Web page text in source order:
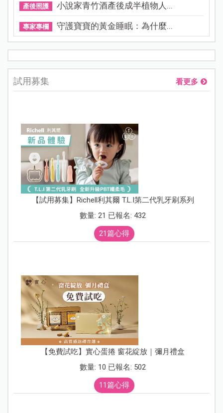
產後照護 小說家青竹酒產後成半植物人...
專家專欄 守護寶寶的黃金睡眠：為什麼...
試用募集 看更多
【試用募集】Richell利其爾 T.L.I第二代乳牙刷系列
數量: 21 已報名: 432
21篇心得
【免費試吃】實心蛋捲 窗花綻放｜彌月禮盒
數量: 10 已報名: 502
11篇心得